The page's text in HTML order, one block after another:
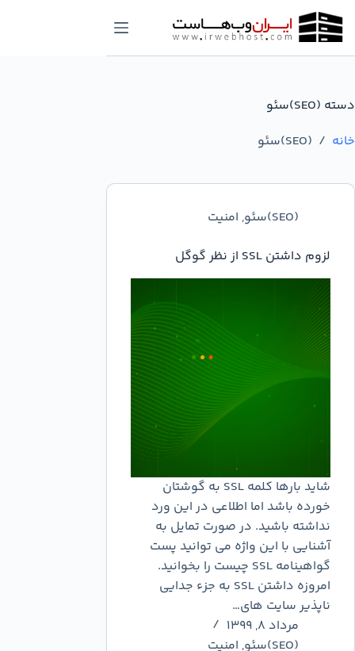
پرش
محتوا
دسته (SEO)سئو
خانه / (SEO)سئو
(SEO)سئو , امنیت
لزوم داشتن SSL از نظر گوگل
شاید بارها کلمه SSL به گوشتان
خورده باشد اما اطلاعی در این ورد
نداشته باشید. در صورت تمایل به
آشنایی با این واژه می توانید پست
گواهینامه SSL چیست را بخوانید.
امروزه داشتن SSL به جزء جدایی
ناپذیر سایت های…
مرداد ۸, ۱۳۹۹
(SEO)سئو
, امنیت